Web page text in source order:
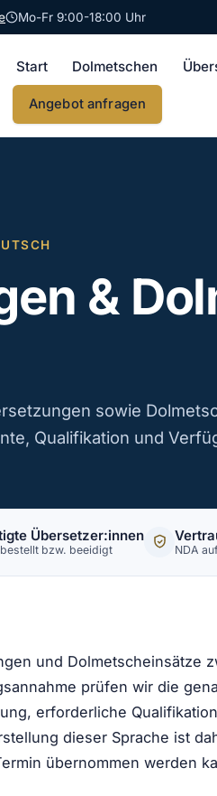
Mo-Fr 9:00-18:00 Uhr
Start Dolmetschen
Angebot anfragen
&
sowie
Qualifikation und
Übersetzer:innen
bzw. beeidigt NDA
und Dolmetscheinsätze
prüfen wir die
erforderliche
dieser Sprache ist
übernommen werden